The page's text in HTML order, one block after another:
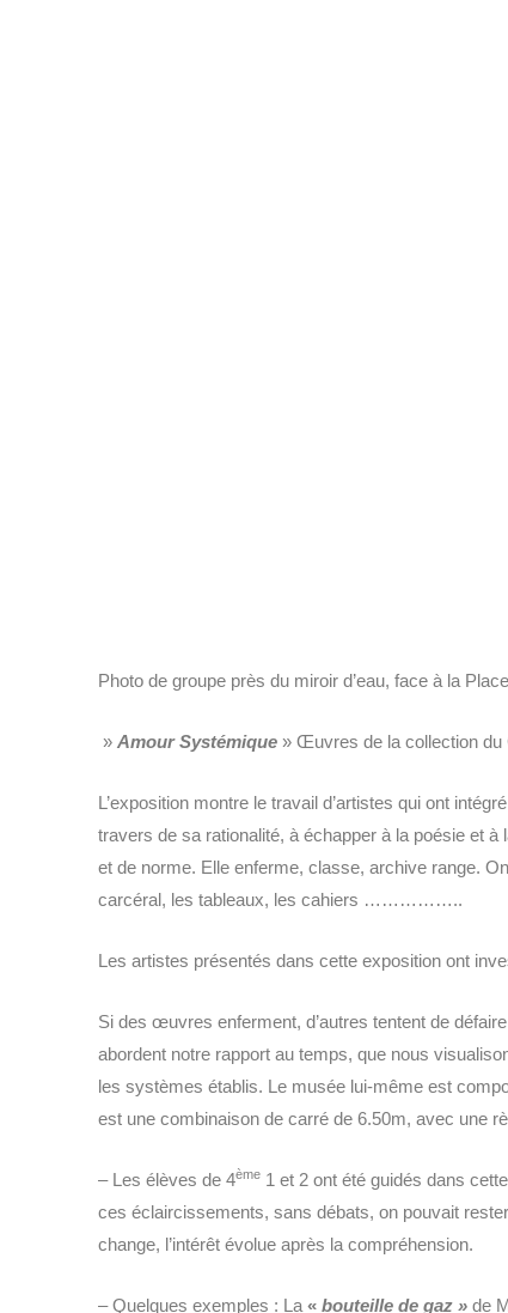
Photo de groupe près du miroir d’eau, face à la
» Amour Systémique » Œuvres de la collection du
L’exposition montre le travail d’artistes qui ont
travers de sa rationalité, à échapper à la poésie et
et de norme. Elle enferme, classe, archive range.
carcéral, les tableaux, les cahiers ……………..
Les artistes présentés dans cette exposition ont
Si des œuvres enferment, d’autres tentent de
abordent notre rapport au temps, que nous
les systèmes établis. Le musée lui-même est
est une combinaison de carré de 6.50m, avec une
– Les élèves de 4ème 1 et 2 ont été guidés dans
ces éclaircissements, sans débats, on pouvait
change, l’intérêt évolue après la compréhension.
– Quelques exemples : La « bouteille de gaz » de